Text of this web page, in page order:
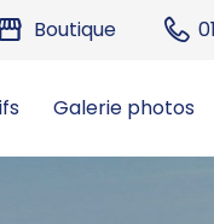
Boutique
Galerie photos